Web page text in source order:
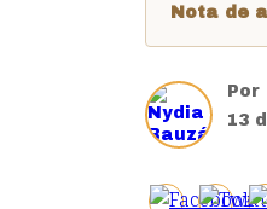
Nota de
Por
13